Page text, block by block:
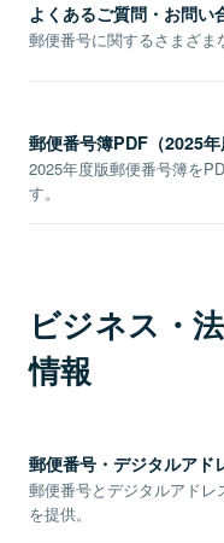
よくあるご質問・お問い
郵便番号に関するさまざま
郵便番号簿PDF（2025年
2025年度版郵便番号簿を
す。
ビジネス・
情報
郵便番号・デジタルアド
郵便番号とデジタルアド
を提供。